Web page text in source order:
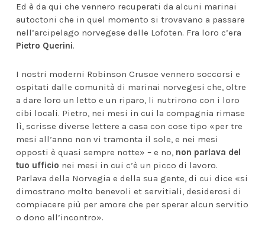
Ed è da qui che vennero recuperati da alcuni marinai
autoctoni che in quel momento si trovavano a passare
nell’arcipelago norvegese delle Lofoten. Fra loro c’era
Pietro Querini.
I nostri moderni Robinson Crusoe vennero soccorsi e
ospitati dalle comunità di marinai norvegesi che, oltre
a dare loro un letto e un riparo, li nutrirono con i loro
cibi locali. Pietro, nei mesi in cui la compagnia rimase
lì, scrisse diverse lettere a casa con cose tipo «per tre
mesi all’anno non vi tramonta il sole, e nei mesi
opposti è quasi sempre notte» – e no, non parlava del
tuo ufficio nei mesi in cui c’è un picco di lavoro.
Parlava della Norvegia e della sua gente, di cui dice «si
dimostrano molto benevoli et servitiali, desiderosi di
compiacere più per amore che per sperar alcun servitio
o dono all’incontro».